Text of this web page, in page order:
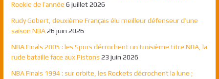
Rookie de l’année 6 juillet 2026
Rudy Gobert, deuxième Français élu meilleur défenseur d’une
saison NBA 26 juin 2026
NBA Finals 2005 : les Spurs décrochent un troisième titre NBA, la
rude bataille face aux Pistons 23 juin 2026
NBA Finals 1994 : sur orbite, les Rockets décrochent la lune ;